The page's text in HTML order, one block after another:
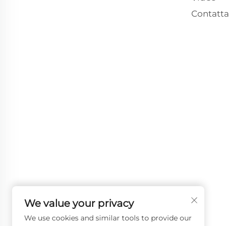
Contatta
We value your privacy
We use cookies and similar tools to provide our